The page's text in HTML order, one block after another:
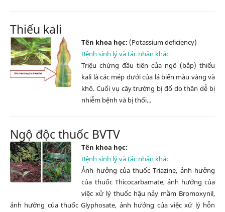
Thiếu kali
Tên khoa học: (Potassium deficiency)
Bệnh sinh lý và tác nhân khác
Triệu chứng đầu tiên của ngô (bắp) thiếu
kali là các mép dưới của lá biến màu vàng và
khô. Cuối vụ cây trường bị đổ do thân dễ bị
nhiễm bệnh và bị thối...
Ngộ độc thuốc BVTV
Tên khoa học:
Bệnh sinh lý và tác nhân khác
Ảnh hưởng của thuốc Triazine, ảnh hưởng
của thuốc Thicocarbamate, ảnh hưởng của
việc xử lý thuốc hậu nảy mầm Bromoxynil,
ảnh hưởng của thuốc Glyphosate, ảnh hưởng của việc xử lý hỗn